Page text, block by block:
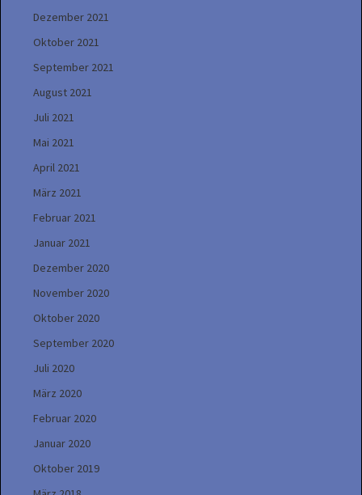
Dezember 2021
Oktober 2021
September 2021
August 2021
Juli 2021
Mai 2021
April 2021
März 2021
Februar 2021
Januar 2021
Dezember 2020
November 2020
Oktober 2020
September 2020
Juli 2020
März 2020
Februar 2020
Januar 2020
Oktober 2019